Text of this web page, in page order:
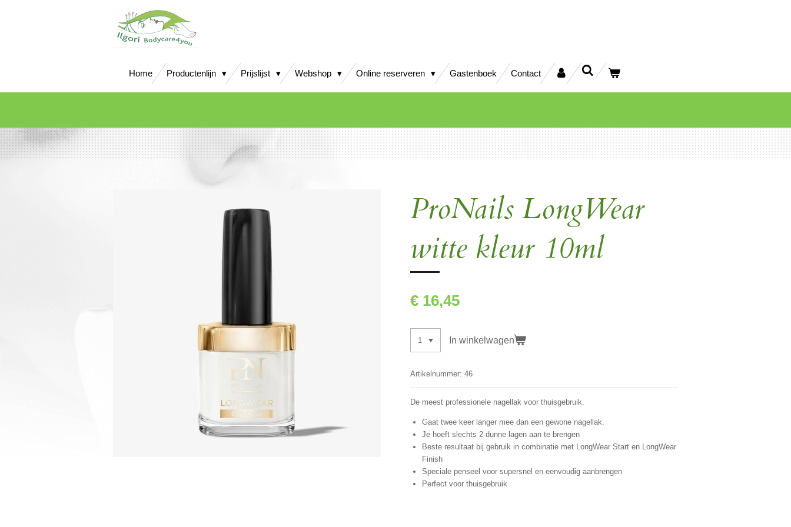
Home Productenlijn Prijslijst Webshop Online reserveren Gastenboek Contact
ProNails LongWear
witte kleur 10ml
€ 16,45
In winkelwagen
Artikelnummer: 46
De meest professionele nagellak voor thuisgebruik.
Gaat twee keer langer mee dan een gewone nagellak.
Je hoeft slechts 2 dunne lagen aan te brengen
Beste resultaat bij gebruik in combinatie met LongWear Start en LongWear
Finish
Speciale penseel voor supersnel en eenvoudig aanbrengen
Perfect voor thuisgebruik